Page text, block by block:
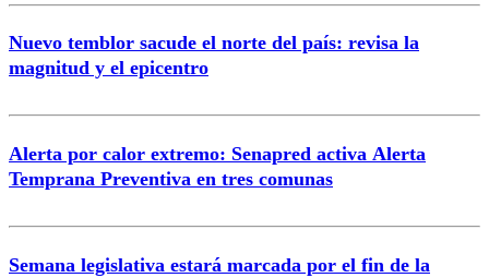
Nuevo temblor sacude el norte del país: revisa la
magnitud y el epicentro
Alerta por calor extremo: Senapred activa Alerta
Temprana Preventiva en tres comunas
Semana legislativa estará marcada por el fin de la